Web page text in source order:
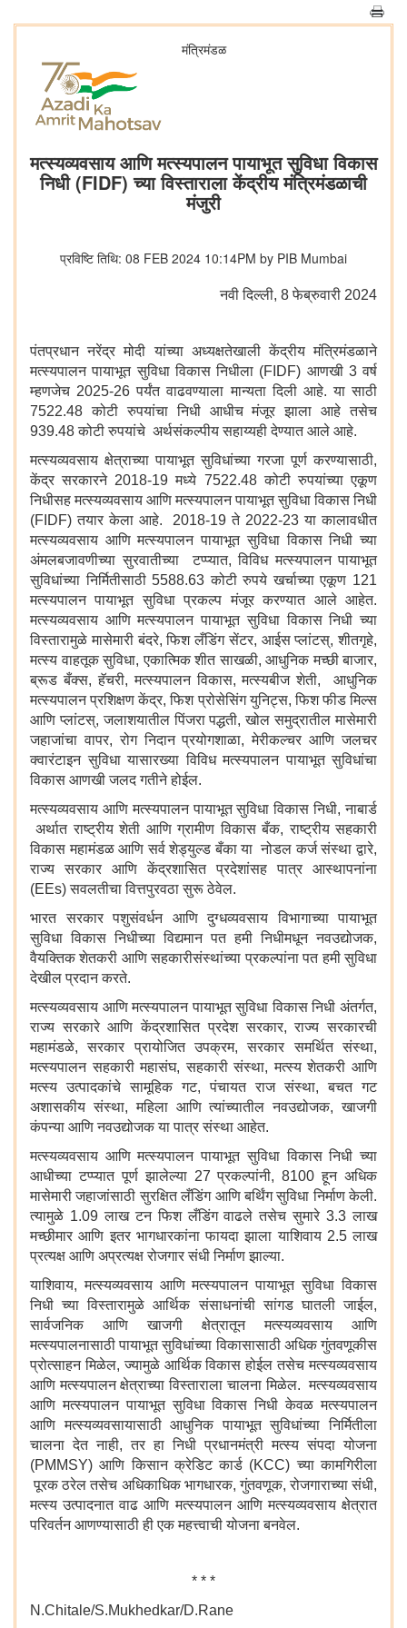
मंत्रिमंडळ
मत्स्यव्यवसाय आणि मत्स्यपालन पायाभूत सुविधा विकास
निधी (FIDF) च्या विस्ताराला केंद्रीय मंत्रिमंडळाची
मंजुरी
प्रविष्टि तिथि: 08 FEB 2024 10:14PM by PIB Mumbai
नवी दिल्‍ली, 8 फेब्रुवारी 2024
पंतप्रधान नरेंद्र मोदी यांच्या अध्यक्षतेखाली केंद्रीय मंत्रिमंडळाने
मत्स्यपालन पायाभूत सुविधा विकास निधीला (FIDF) आणखी 3 वर्ष
म्हणजेच 2025-26 पर्यंत वाढवण्याला मान्यता दिली आहे. या साठी
7522.48 कोटी रुपयांचा निधी आधीच मंजूर झाला आहे तसेच
939.48 कोटी रुपयांचे अर्थसंकल्पीय सहाय्यही देण्यात आले आहे.
मत्स्यव्यवसाय क्षेत्राच्या पायाभूत सुविधांच्या गरजा पूर्ण करण्यासाठी,
केंद्र सरकारने 2018-19 मध्ये 7522.48 कोटी रुपयांच्या एकूण
निधीसह मत्स्यव्यवसाय आणि मत्स्यपालन पायाभूत सुविधा विकास निधी
(FIDF) तयार केला आहे. 2018-19 ते 2022-23 या कालावधीत
मत्स्यव्यवसाय आणि मत्स्यपालन पायाभूत सुविधा विकास निधी च्या
अंमलबजावणीच्या सुरवातीच्या टप्प्यात, विविध मत्स्यपालन पायाभूत
सुविधांच्या निर्मितीसाठी 5588.63 कोटी रुपये खर्चाच्या एकूण 121
मत्स्यपालन पायाभूत सुविधा प्रकल्प मंजूर करण्यात आले आहेत.
मत्स्यव्यवसाय आणि मत्स्यपालन पायाभूत सुविधा विकास निधी च्या
विस्तारामुळे मासेमारी बंदरे, फिश लँडिंग सेंटर, आईस प्लांटस्, शीतगृहे,
मत्स्य वाहतूक सुविधा, एकात्मिक शीत साखळी, आधुनिक मच्छी बाजार,
ब्रूड बँक्स, हॅचरी, मत्स्यपालन विकास, मत्स्यबीज शेती, आधुनिक
मत्स्यपालन प्रशिक्षण केंद्र, फिश प्रोसेसिंग युनिट्स, फिश फीड मिल्स
आणि प्लांटस्, जलाशयातील पिंजरा पद्धती, खोल समुद्रातील मासेमारी
जहाजांचा वापर, रोग निदान प्रयोगशाळा, मेरीकल्चर आणि जलचर
क्वारंटाइन सुविधा यासारख्या विविध मत्स्यपालन पायाभूत सुविधांचा
विकास आणखी जलद गतीने होईल.
मत्स्यव्यवसाय आणि मत्स्यपालन पायाभूत सुविधा विकास निधी, नाबार्ड
अर्थात राष्ट्रीय शेती आणि ग्रामीण विकास बँक, राष्ट्रीय सहकारी
विकास महामंडळ आणि सर्व शेड्युल्ड बँका या नोडल कर्ज संस्था द्वारे,
राज्य सरकार आणि केंद्रशासित प्रदेशांसह पात्र आस्थापनांना
(EEs) सवलतीचा वित्तपुरवठा सुरू ठेवेल.
भारत सरकार पशुसंवर्धन आणि दुग्धव्यवसाय विभागाच्या पायाभूत
सुविधा विकास निधीच्या विद्यमान पत हमी निधीमधून नवउद्योजक,
वैयक्तिक शेतकरी आणि सहकारीसंस्थांच्या प्रकल्पांना पत हमी सुविधा
देखील प्रदान करते.
मत्स्यव्यवसाय आणि मत्स्यपालन पायाभूत सुविधा विकास निधी अंतर्गत,
राज्य सरकारे आणि केंद्रशासित प्रदेश सरकार, राज्य सरकारची
महामंडळे, सरकार प्रायोजित उपक्रम, सरकार समर्थित संस्था,
मत्स्यपालन सहकारी महासंघ, सहकारी संस्था, मत्स्य शेतकरी आणि
मत्स्य उत्पादकांचे सामूहिक गट, पंचायत राज संस्था, बचत गट
अशासकीय संस्था, महिला आणि त्यांच्यातील नवउद्योजक, खाजगी
कंपन्या आणि नवउद्योजक या पात्र संस्था आहेत.
मत्स्यव्यवसाय आणि मत्स्यपालन पायाभूत सुविधा विकास निधी च्या
आधीच्या टप्प्यात पूर्ण झालेल्या 27 प्रकल्पांनी, 8100 हून अधिक
मासेमारी जहाजांसाठी सुरक्षित लँडिंग आणि बर्थिंग सुविधा निर्माण केली.
त्यामुळे 1.09 लाख टन फिश लँडिंग वाढले तसेच सुमारे 3.3 लाख
मच्छीमार आणि इतर भागधारकांना फायदा झाला याशिवाय 2.5 लाख
प्रत्यक्ष आणि अप्रत्यक्ष रोजगार संधी निर्माण झाल्या.
याशिवाय, मत्स्यव्यवसाय आणि मत्स्यपालन पायाभूत सुविधा विकास
निधी च्या विस्तारामुळे आर्थिक संसाधनांची सांगड घातली जाईल,
सार्वजनिक आणि खाजगी क्षेत्रातून मत्स्यव्यवसाय आणि
मत्स्यपालनासाठी पायाभूत सुविधांच्या विकासासाठी अधिक गुंतवणूकीस
प्रोत्साहन मिळेल, ज्यामुळे आर्थिक विकास होईल तसेच मत्स्यव्यवसाय
आणि मत्स्यपालन क्षेत्राच्या विस्ताराला चालना मिळेल. मत्स्यव्यवसाय
आणि मत्स्यपालन पायाभूत सुविधा विकास निधी केवळ मत्स्यपालन
आणि मत्स्यव्यवसायासाठी आधुनिक पायाभूत सुविधांच्या निर्मितीला
चालना देत नाही, तर हा निधी प्रधानमंत्री मत्स्य संपदा योजना
(PMMSY) आणि किसान क्रेडिट कार्ड (KCC) च्या कामगिरीला
पूरक ठरेल तसेच अधिकाधिक भागधारक, गुंतवणूक, रोजगाराच्या संधी,
मत्स्य उत्पादनात वाढ आणि मत्स्यपालन आणि मत्स्यव्यवसाय क्षेत्रात
परिवर्तन आणण्यासाठी ही एक महत्त्वाची योजना बनवेल.
* * *
N.Chitale/S.Mukhedkar/D.Rane